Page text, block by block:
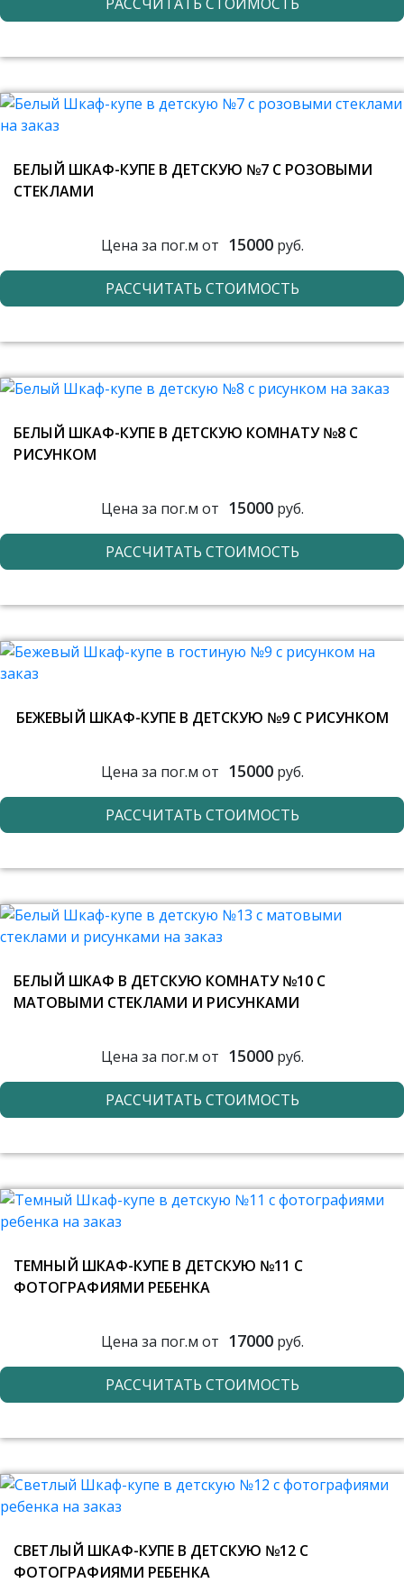
БЕЛЫЙ ШКАФ-КУПЕ В ДЕТСКУЮ №7 С РОЗОВЫМИ
СТЕКЛАМИ
Цена за пог.м от 15000руб.
РАССЧИТАТЬ СТОИМОСТЬ
БЕЛЫЙ ШКАФ-КУПЕ В ДЕТСКУЮ КОМНАТУ №8 С
РИСУНКОМ
Цена за пог.м от 15000руб.
РАССЧИТАТЬ СТОИМОСТЬ
БЕЖЕВЫЙ ШКАФ-КУПЕ В ДЕТСКУЮ №9 С РИСУНКОМ
Цена за пог.м от 15000руб.
РАССЧИТАТЬ СТОИМОСТЬ
БЕЛЫЙ ШКАФ В ДЕТСКУЮ КОМНАТУ №10 С
МАТОВЫМИ СТЕКЛАМИ И РИСУНКАМИ
Цена за пог.м от 15000руб.
РАССЧИТАТЬ СТОИМОСТЬ
ТЕМНЫЙ ШКАФ-КУПЕ В ДЕТСКУЮ №11 С
ФОТОГРАФИЯМИ РЕБЕНКА
Цена за пог.м от 17000руб.
РАССЧИТАТЬ СТОИМОСТЬ
СВЕТЛЫЙ ШКАФ-КУПЕ В ДЕТСКУЮ №12 С
ФОТОГРАФИЯМИ РЕБЕНКА